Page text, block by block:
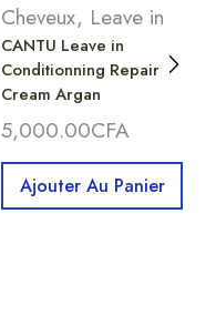
Cheveux, Leave in
CANTU Leave in
Conditionning Repair
Cream Argan
5,000.00CFA
Ajouter Au Panier